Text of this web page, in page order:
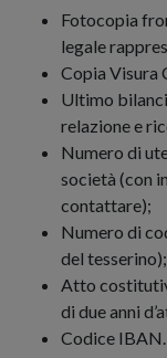
Fotocopia
legale
Copia Visura
Ultimo
relazione e
Numero di
società (con
contattare);
Numero di
del tesserino);
Atto
di due anni
Codice IBAN.